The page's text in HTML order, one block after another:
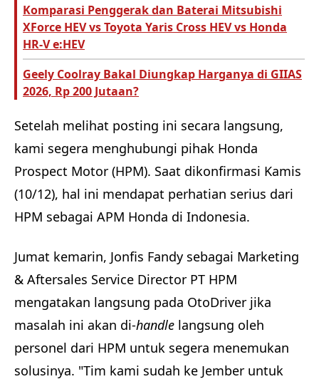
Komparasi Penggerak dan Baterai Mitsubishi
XForce HEV vs Toyota Yaris Cross HEV vs Honda
HR-V e:HEV
Geely Coolray Bakal Diungkap Harganya di GIIAS
2026, Rp 200 Jutaan?
Setelah melihat posting ini secara langsung,
kami segera menghubungi pihak Honda
Prospect Motor (HPM). Saat dikonfirmasi Kamis
(10/12), hal ini mendapat perhatian serius dari
HPM sebagai APM Honda di Indonesia.
Jumat kemarin, Jonfis Fandy sebagai Marketing
& Aftersales Service Director PT HPM
mengatakan langsung pada OtoDriver jika
masalah ini akan di-handle langsung oleh
personel dari HPM untuk segera menemukan
solusinya. "Tim kami sudah ke Jember untuk